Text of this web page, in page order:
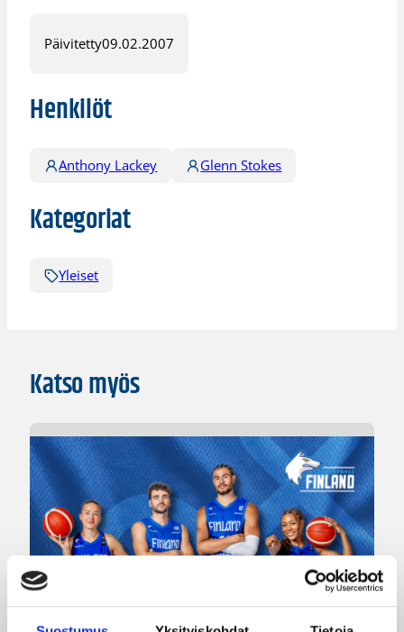
Päivitetty09.02.2007
Henkilöt
Anthony Lackey Glenn Stokes
Kategoriat
Yleiset
Katso myös